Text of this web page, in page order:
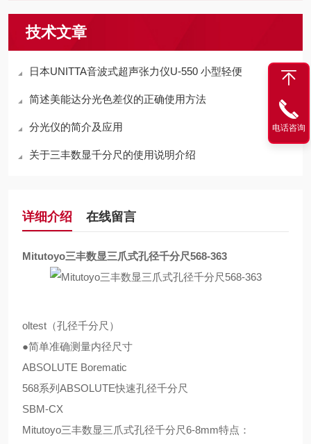
技术文章
日本UNITTA音波式超声张力仪U-550 小型轻便
简述美能达分光色差仪的正确使用方法
分光仪的简介及应用
关于三丰数显千分尺的使用说明介绍
详细介绍 在线留言
Mitutoyo三丰数显三爪式孔径千分尺568-363
oltest（孔径千分尺）
●简单准确测量内径尺寸
ABSOLUTE Borematic
568系列ABSOLUTE快速孔径千分尺
SBM-CX
Mitutoyo三丰数显三爪式孔径千分尺6-8mm特点：
电话咨询